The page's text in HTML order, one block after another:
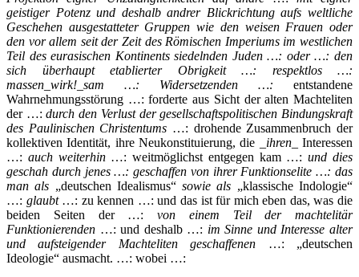
geistiger Potenz und deshalb andrer Blickrichtung aufs weltliche
Geschehen ausgestatteter Gruppen wie den weisen Frauen oder
den vor allem seit der Zeit des Römischen Imperiums im westlichen
Teil des eurasischen Kontinents siedelnden Juden …: oder …: den
sich überhaupt etablierter Obrigkeit …: respektlos …:
massen_wirk!_sam …: Widersetzenden …: entstandene
Wahrnehmungsstörung …: forderte aus Sicht der alten Machteliten
der …:durch den Verlust der gesellschaftspolitischen Bindungskraft
des Paulinischen Christentums …: drohende Zusammenbruch der
kollektiven Identität, ihre Neukonstituierung, die _ ihren_ Interessen
…: auch weiterhin…: weitmöglichst entgegen kam …:und dies
geschah durch jenes …: geschaffen von ihrer Funktionselite …: das
man als „deutschen Idealismus“sowie als „klassische Indologie“
…: glaubt…: zu kennen …: und das ist für mich eben das, was die
beiden Seiten der …: von einem Teil der machtelitär
Funktionierenden …: und deshalb …: im Sinne und Interesse alter
und aufsteigender Machteliten geschaffenen …: „deutschen
Ideologie“ ausmacht. …: wobei …: